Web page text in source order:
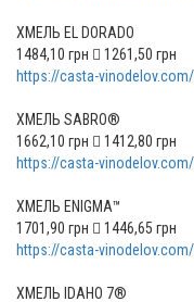
ХМЕЛЬ EL DORADO
1484,10 грн  1261,50 грн
https://casta-
ХМЕЛЬ SABRO®
1662,10 грн  1412,80 грн
https://casta-
ХМЕЛЬ ENIGMA™
1701,90 грн  1446,65 грн
https://casta-
ХМЕЛЬ IDAHO 7®